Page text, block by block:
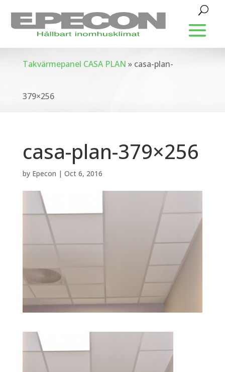
Takvärmepanel CASA PLAN » casa-plan-
379×256
casa-plan-379×256
by Epecon | Oct 6, 2016